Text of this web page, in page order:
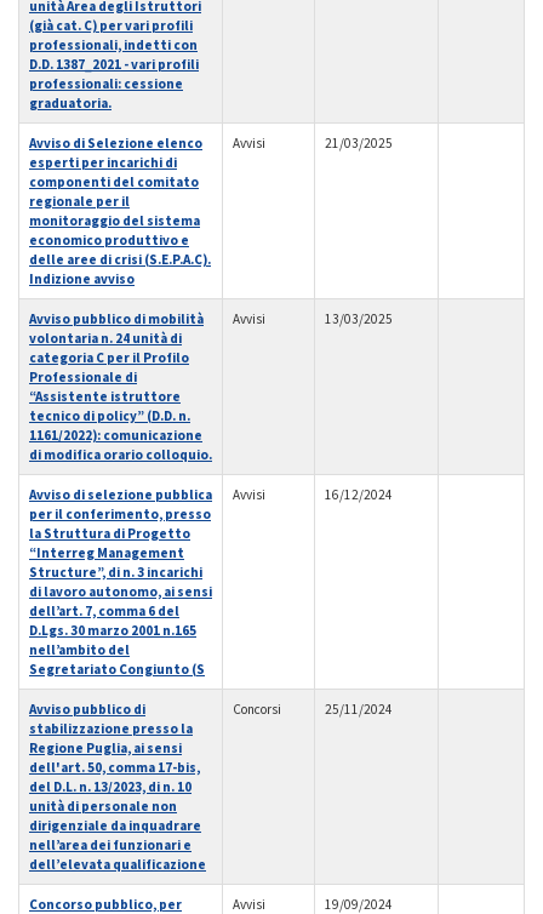
unità Area degli Istruttori
(già cat. C) per vari profili
professionali, indetti con
D.D. 1387_2021 - vari profili
professionali: cessione
graduatoria.
Avviso di Selezione elenco
esperti per incarichi di
componenti del comitato
regionale per il
monitoraggio del sistema
economico produttivo e
delle aree di crisi (S.E.P.A.C).
Indizione avviso
Avvisi 21/03/2025
Avviso pubblico di mobilità
volontaria n. 24 unità di
categoria C per il Profilo
Professionale di
“Assistente istruttore
tecnico di policy” (D.D. n.
1161/2022): comunicazione
di modifica orario colloquio.
Avvisi 13/03/2025
Avviso di selezione pubblica
per il conferimento, presso
la Struttura di Progetto
“Interreg Management
Structure”, di n. 3 incarichi
di lavoro autonomo, ai sensi
dell’art. 7, comma 6 del
D.Lgs. 30 marzo 2001 n.165
nell’ambito del
Segretariato Congiunto (S
Avvisi 16/12/2024
Avviso pubblico di
stabilizzazione presso la
Regione Puglia, ai sensi
dell'art. 50, comma 17-bis,
del D.L. n. 13/2023, di n. 10
unità di personale non
dirigenziale da inquadrare
nell’area dei funzionari e
dell’elevata qualificazione
Concorsi 25/11/2024
Concorso pubblico, per
Avvisi 19/09/2024